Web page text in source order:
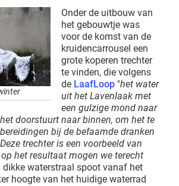
Onder de uitbouw van
het gebouwtje was
voor de komst van de
kruidencarrousel een
grote koperen trechter
te vinden, die volgens
de LaafLoop "het water
uit het Lavenlaak met
een gulzige mond naar
doorstuurt naar binnen, om het te
bij de befaamde dranken
trechter is een voorbeeld van
het resultaat mogen we terecht
dikke waterstraal spoot vanaf het
hoogte van het huidige waterrad